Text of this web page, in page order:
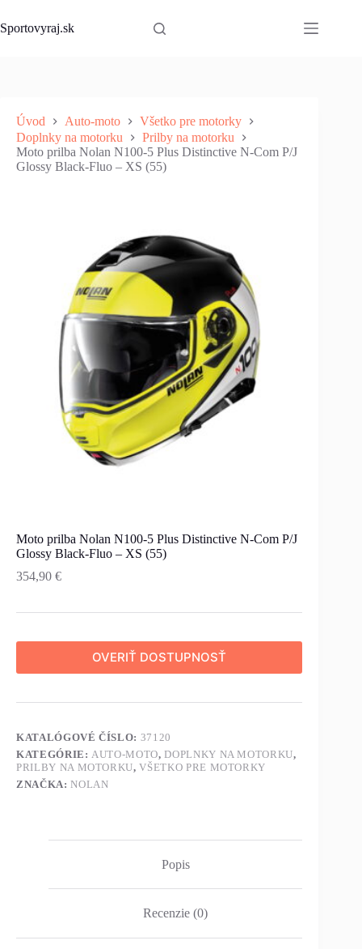
to
content
Sportovyraj.sk
Úvod Auto-moto
Všetko pre motorky
Doplnky na motorku
Prilby na motorku
Moto prilba Nolan N100-5 Plus Distinctive N-Com P/J
Glossy Black-Fluo – XS (55)
Moto prilba Nolan N100-5 Plus Distinctive N-Com P/J
Glossy Black-Fluo – XS (55)
354,90 €
OVERIŤ DOSTUPNOSŤ
KATALÓGOVÉ ČÍSLO: 37120
KATEGÓRIE: AUTO-MOTO,DOPLNKY NA MOTORKU,
PRILBY NA MOTORKU,VŠETKO PRE MOTORKY
ZNAČKA:NOLAN
Popis
Recenzie (0)